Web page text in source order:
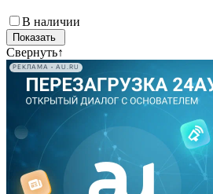
В наличии
Свернуть↑
РЕКЛАМА • AU.RU